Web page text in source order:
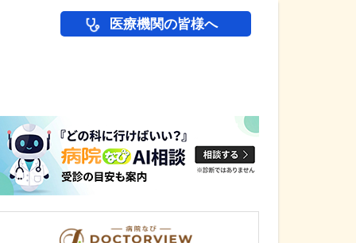
医療機関の皆様へ